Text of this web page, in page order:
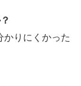
かりにくかった